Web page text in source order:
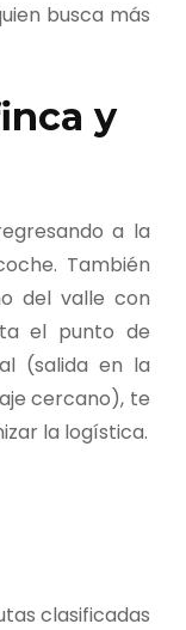
busca más
y
a la
También
del valle con
el punto de
(salida en la
cercano), te
la logística.
clasificadas